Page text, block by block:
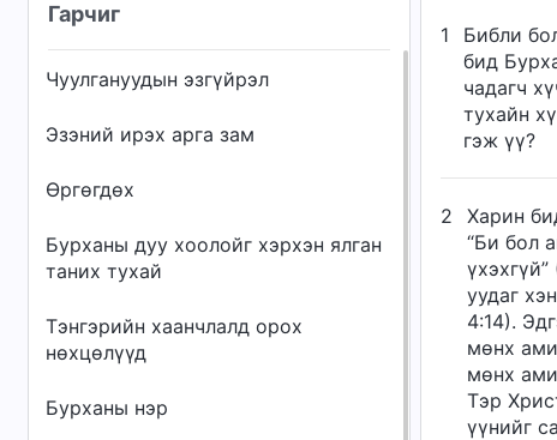
Гарчиг
Чуулгануудын эзгүйрэл
Эзэний ирэх арга зам
Өргөгдөх
Бурханы дуу хоолойг хэрхэн ялган
таних тухай
Тэнгэрийн хаанчлалд орох
нөхцөлүүд
Бурханы нэр
1
Библи
бид
чадагч
тухайн
гэж үү?
2
Харин
“Би бол
уудаг
4:14).
мөнх
мөнх
Тэр
үүнийг